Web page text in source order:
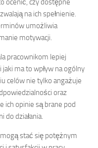
ocenić, czy dostępne
na ich spełnienie.
umożliwia
motywacji.
pracownikom lepiej
ma to wpływ na ogólny
celów nie tylko angażuje
oraz
ich opinie są brane pod
do działania.
stać się potężnym